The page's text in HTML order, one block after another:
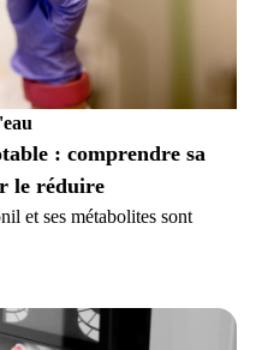
: comprendre sa
le réduire
et ses métabolites sont